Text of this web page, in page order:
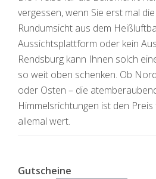
vergessen, wenn Sie erst mal
Rundumsicht aus dem
Aussichtsplattform oder kein
Rendsburg kann Ihnen solch
so weit oben schenken. Ob
oder Osten – die
Himmelsrichtungen ist den
allemal wert.
Gutscheine